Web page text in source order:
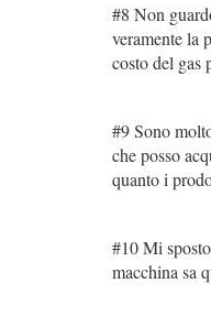
#8 Non
veramente la
costo del gas
#9 Sono
che posso
quanto i
#10 Mi
macchina sa